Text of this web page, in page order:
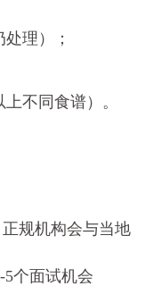
理）；
不同食谱）。
规机构会与当地
个面试机会